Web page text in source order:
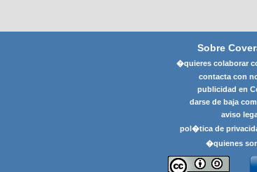
Sobre
�quieres colaborar
contacta con
publicidad en
darse de baja
aviso
pol�tica de
�quienes